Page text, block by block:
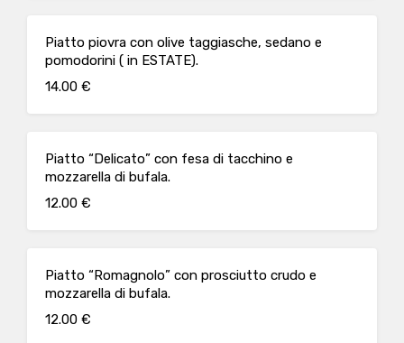
Piatto piovra con olive taggiasche, sedano e
pomodorini ( in ESTATE).
14.00 €
Piatto “Delicato” con fesa di tacchino e
mozzarella di bufala.
12.00 €
Piatto “Romagnolo” con prosciutto crudo e
mozzarella di bufala.
12.00 €